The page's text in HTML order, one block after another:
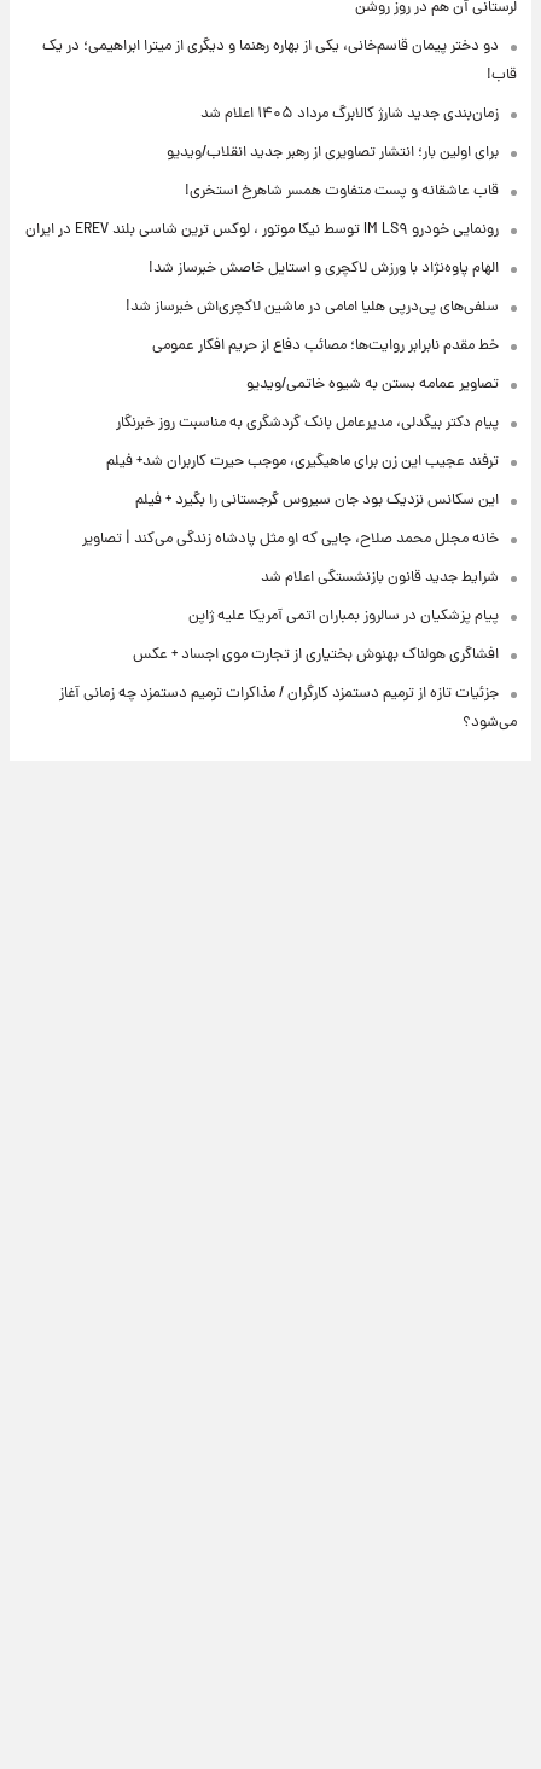
لرستانی آن هم در روز روشن
دو دختر پیمان قاسم‌خانی، یکی از بهاره رهنما و دیگری از میترا ابراهیمی؛ در یک
قاب!
زمان‌بندی جدید شارژ کالابرگ مرداد ۱۴۰۵ اعلام شد
برای اولین بار؛ انتشار تصاویری از رهبر جدید انقلاب/ویدیو
قاب عاشقانه و پست متفاوت همسر شاهرخ استخری!
رونمایی خودرو IM LS۹ توسط نیکا موتور ، لوکس ترین شاسی بلند EREV در ایران
الهام پاوه‌نژاد با ورزش لاکچری و استایل خاصش خبرساز شد!
سلفی‌های پی‌درپی هلیا امامی در ماشین لاکچری‌اش خبرساز شد!
خط مقدم نابرابر روایت‌ها؛ مصائب دفاع از حریم افکار عمومی
تصاویر عمامه بستن به شیوه خاتمی/ویدیو
پیام دکتر بیگدلی، مدیرعامل بانک گردشگری به مناسبت روز خبرنگار
ترفند عجیب این زن برای ماهیگیری، موجب حیرت کاربران شد+ فیلم
این سکانس نزدیک بود جان سیروس گرجستانی را بگیرد + فیلم
خانه مجلل محمد صلاح، جایی که او مثل پادشاه زندگی می‌کند | تصاویر
شرایط جدید قانون بازنشستگی اعلام شد
پیام پزشکیان در سالروز بمباران اتمی آمریکا علیه ژاپن
افشاگری هولناک بهنوش بختیاری از تجارت موی اجساد + عکس
جزئیات تازه از ترمیم دستمزد کارگران / مذاکرات ترمیم دستمزد چه زمانی آغاز
می‌شود؟